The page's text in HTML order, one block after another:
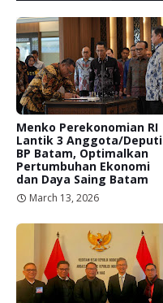
Menko Perekonomian RI
Lantik 3 Anggota/Deputi
BP Batam, Optimalkan
Pertumbuhan Ekonomi
dan Daya Saing Batam
March 13, 2026